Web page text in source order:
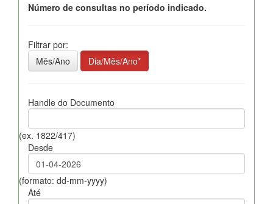
Número de consultas no período indicado.
Filtrar por:
Mês/Ano
Dia/Mês/Ano*
Handle do Documento
(ex. 1822/417)
Desde
(formato: dd-mm-yyyy)
Até